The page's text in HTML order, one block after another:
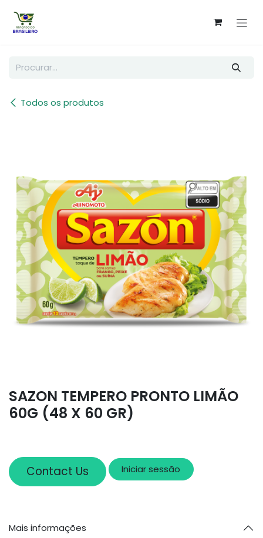
Todos os produtos
SAZON TEMPERO PRONTO LIMÃO
60G (48 X 60 GR)
Contact Us Iniciar sessão
Mais informações